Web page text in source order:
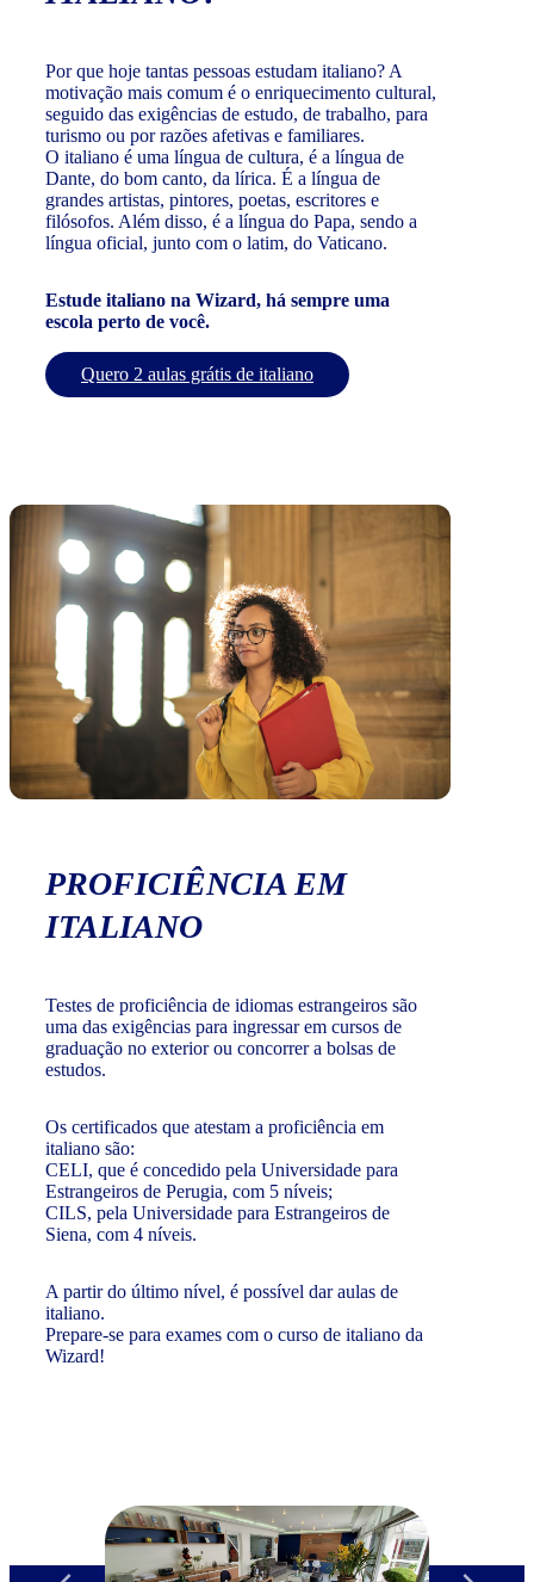
Por que hoje tantas pessoas estudam italiano? A
motivação mais comum é o enriquecimento cultural,
seguido das exigências de estudo, de trabalho, para
turismo ou por razões afetivas e familiares.
O italiano é uma língua de cultura, é a língua de
Dante, do bom canto, da lírica. É a língua de
grandes artistas, pintores, poetas, escritores e
filósofos. Além disso, é a língua do Papa, sendo a
língua oficial, junto com o latim, do Vaticano.
Estude italiano na Wizard, há sempre uma
escola perto de você.
Quero 2 aulas grátis de italiano
PROFICIÊNCIA EM
ITALIANO
Testes de proficiência de idiomas estrangeiros são
uma das exigências para ingressar em cursos de
graduação no exterior ou concorrer a bolsas de
estudos.
Os certificados que atestam a proficiência em
italiano são:
CELI, que é concedido pela Universidade para
Estrangeiros de Perugia, com 5 níveis;
CILS, pela Universidade para Estrangeiros de
Siena, com 4 níveis.
A partir do último nível, é possível dar aulas de
italiano.
Prepare-se para exames com o curso de italiano da
Wizard!